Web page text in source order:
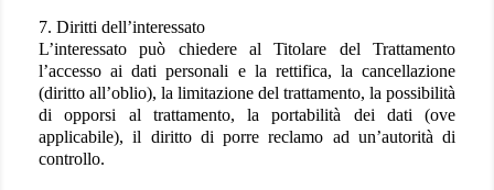
7. Diritti dell’interessato
L’interessato può chiedere al Titolare del Trattamento
l’accesso ai dati personali e la rettifica, la cancellazione
(diritto all’oblio), la limitazione del trattamento, la possibilità
di opporsi al trattamento, la portabilità dei dati (ove
applicabile), il diritto di porre reclamo ad un’autorità di
controllo.